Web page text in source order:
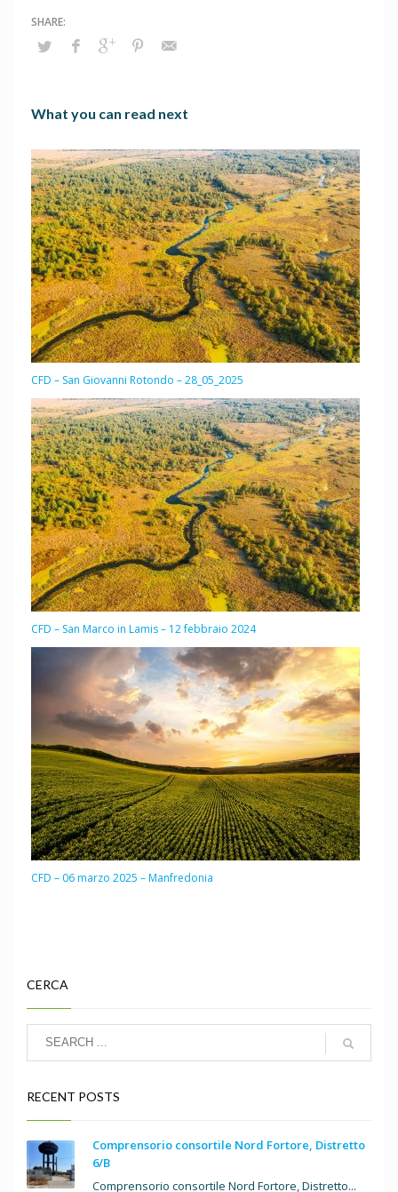
What you can read next
CFD – San Giovanni Rotondo – 28_05_2025
CFD – San Marco in Lamis – 12 febbraio 2024
CFD – 06 marzo 2025 – Manfredonia
CERCA
RECENT POSTS
Comprensorio consortile Nord Fortore, Distretto
6/B
Comprensorio consortile Nord Fortore, Distretto...